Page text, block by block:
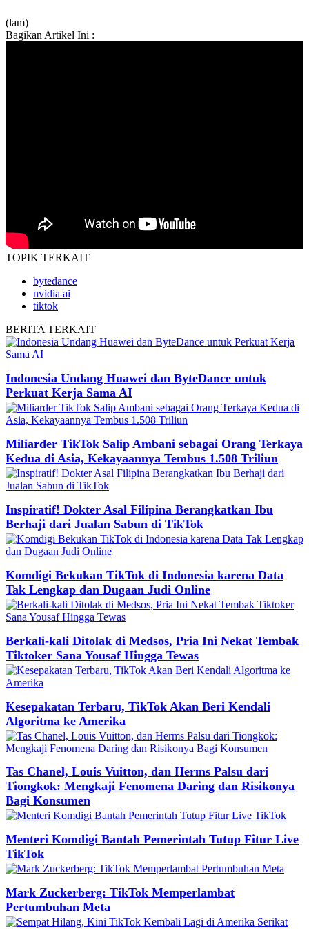
(lam)
Bagikan Artikel Ini :
TOPIK TERKAIT
bytedance
nvidia ai
tiktok
BERITA TERKAIT
Indonesia Undang Huawei dan ByteDance untuk
Perkuat Kerja Sama AI
Miliarder TikTok Salip Ambani sebagai Orang Terkaya
Kedua di Asia, Kekayaannya Tembus 1.508 Triliun
Inspiratif! Dokter Asal Filipina Berangkatkan Ibu
Berhaji dari Jualan Sabun di TikTok
Komdigi Bekukan TikTok di Indonesia karena Data
Tak Lengkap dan Dugaan Judi Online
Berkali-kali Ditolak di Medsos, Pria Ini Nekat Tembak
Tiktoker Sana Yousaf Hingga Tewas
Kesepakatan Terbaru, TikTok Akan Beri Kendali
Algoritma ke Amerika
Tas Chanel, Louis Vuitton, dan Herms Palsu dari
Tiongkok: Mengkaji Fenomena Daring dan Risikonya
Bagi Konsumen
Menteri Komdigi Bantah Pemerintah Tutup Fitur Live
TikTok
Mark Zuckerberg: TikTok Memperlambat
Pertumbuhan Meta